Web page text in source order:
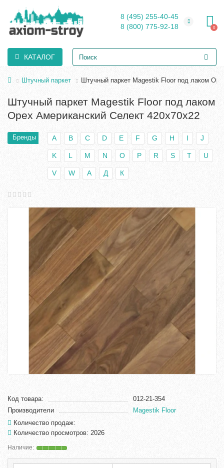
8 (495) 255-40-45
8 (800) 775-92-18
0
КАТАЛОГ
Штучный паркет Штучный паркет Magestik Floor под лаком
Штучный паркет Magestik Floor под лаком
Орех Американский Селект 420х70х22
Бренды A B C D E F G H I J
K L M N O P R S T U
V W А Д К
Код товара:
012-21-354
Производители
Magestik Floor
Количество продаж:
Количество просмотров: 2026